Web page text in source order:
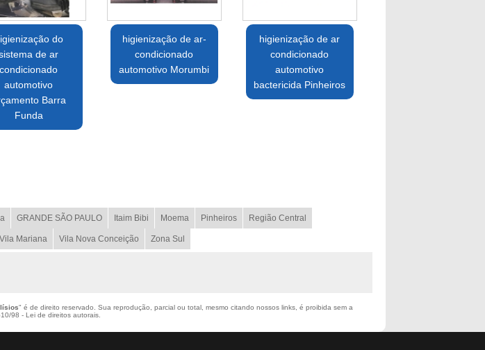
do
de ar
condicionado
automotivo
Barra
Funda
higienização de ar-
condicionado
automotivo Morumbi
higienização de ar
condicionado
automotivo
bactericida Pinheiros
GRANDE SÃO PAULO Itaim Bibi Moema Pinheiros Região Central
Vila Mariana Vila Nova Conceição Zona Sul
" é de direito reservado. Sua reprodução, parcial ou total, mesmo citando nossos links, é proibida sem a
98 - Lei de direitos autorais.